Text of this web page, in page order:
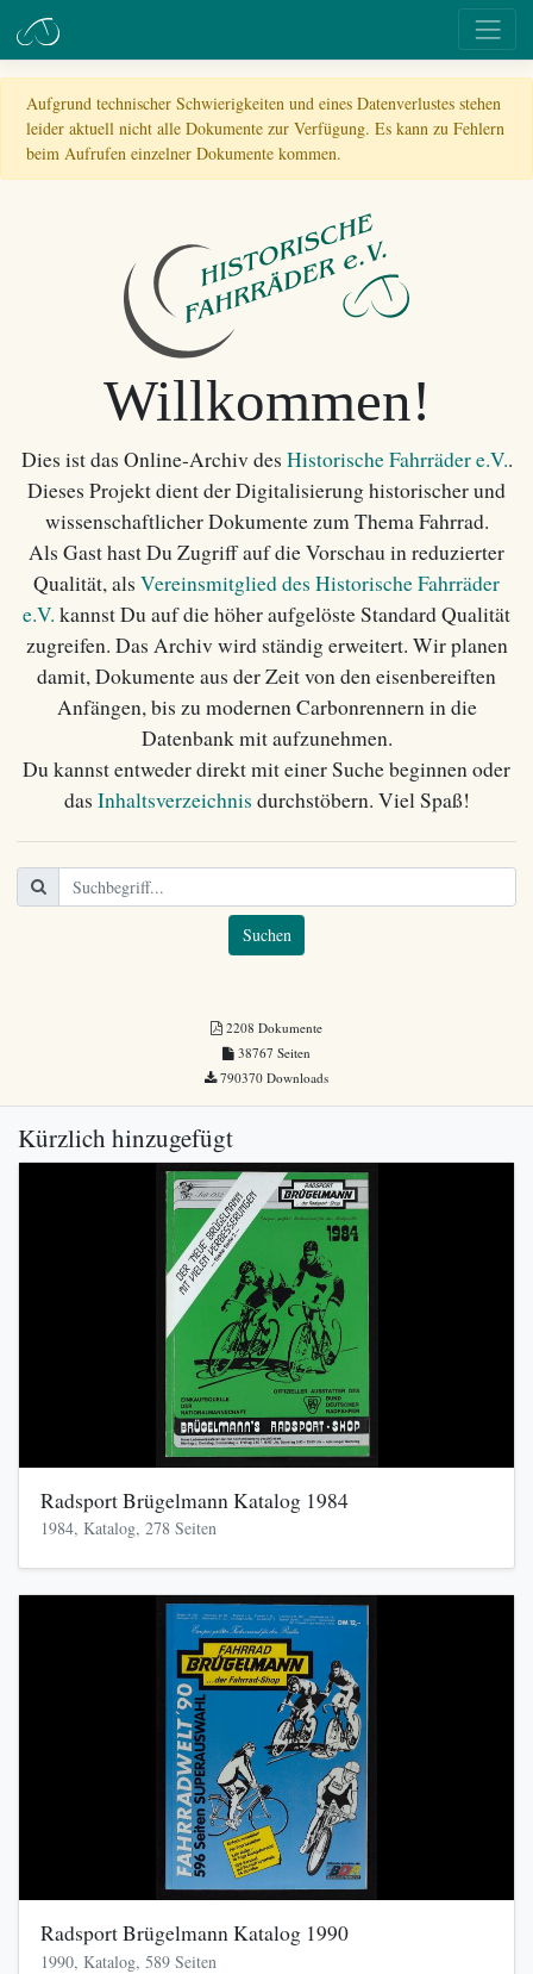
Aufgrund technischer Schwierigkeiten und eines Datenverlustes stehen
leider aktuell nicht alle Dokumente zur Verfügung. Es kann zu Fehlern
beim Aufrufen einzelner Dokumente kommen.
Willkommen!
Dies ist das Online-Archiv des Historische Fahrräder e.V..
Dieses Projekt dient der Digitalisierung historischer und
wissenschaftlicher Dokumente zum Thema Fahrrad.
Als Gast hast Du Zugriff auf dieVorschauin reduzierter
Qualität, als Vereinsmitglied des Historische Fahrräder
e.V. kannst Du auf die höher aufgelösteStandardQualität
zugreifen. Das Archiv wird ständig erweitert. Wir planen
damit, Dokumente aus der Zeit von den eisenbereiften
Anfängen, bis zu modernen Carbonrennern in die
Datenbank mit aufzunehmen.
Du kannst entweder direkt mit einer Suche beginnen oder
das Inhaltsverzeichnis durchstöbern. Viel Spaß!
Suchen
2208 Dokumente
38767 Seiten
790370 Downloads
Kürzlich hinzugefügt
Radsport Brügelmann Katalog 1984
1984, Katalog, 278 Seiten
Radsport Brügelmann Katalog 1990
1990, Katalog, 589 Seiten